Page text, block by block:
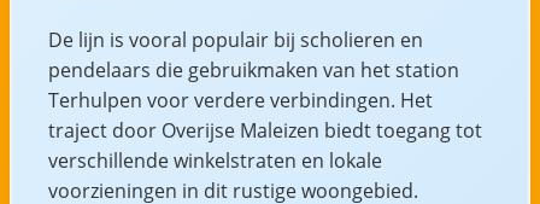
De lijn is vooral populair bij scholieren en
pendelaars die gebruikmaken van het station
Terhulpen voor verdere verbindingen. Het
traject door Overijse Maleizen biedt toegang tot
verschillende winkelstraten en lokale
voorzieningen in dit rustige woongebied.